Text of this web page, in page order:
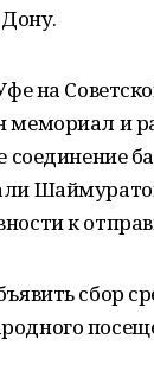
на
мемориал и
соединение
к
сбор